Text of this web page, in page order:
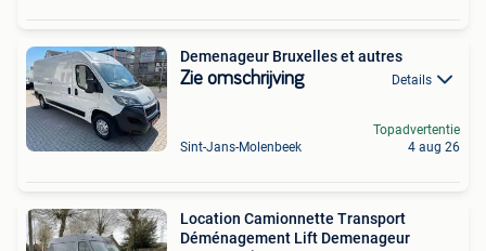
Demenageur Bruxelles et autres
Zie omschrijving Details
Sint-Jans-Molenbeek
Topadvertentie
4 aug 26
Location Camionnette Transport
Déménagement Lift Demenageur